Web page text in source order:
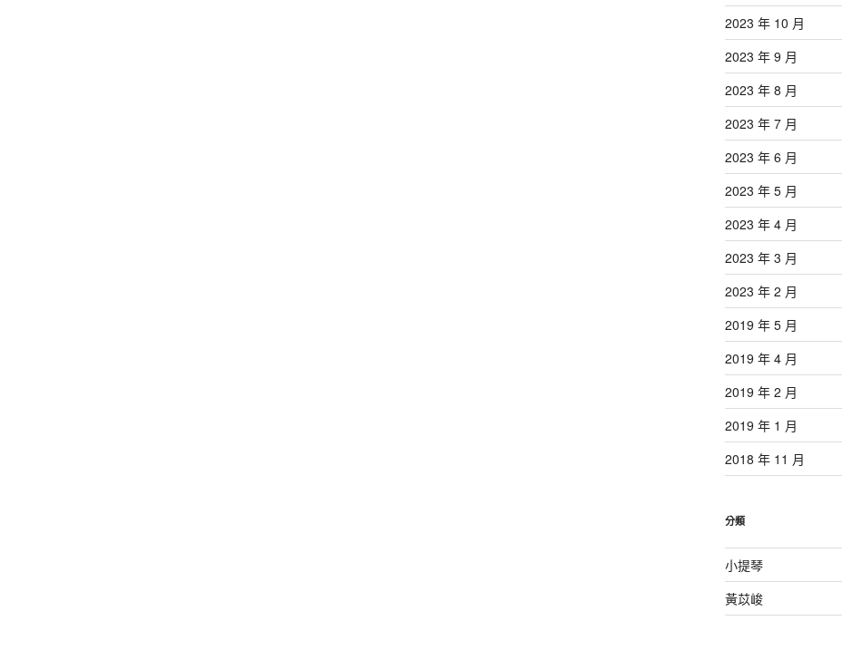
2023 年 10 月
2023 年 9 月
2023 年 8 月
2023 年 7 月
2023 年 6 月
2023 年 5 月
2023 年 4 月
2023 年 3 月
2023 年 2 月
2019 年 5 月
2019 年 4 月
2019 年 2 月
2019 年 1 月
2018 年 11 月
分類
小提琴
黃苡峻